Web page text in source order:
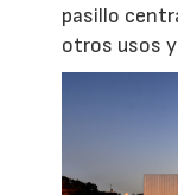
pasillo
otros usos